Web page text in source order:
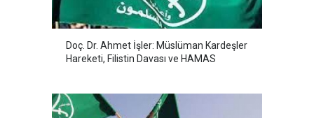
Doç. Dr. Ahmet İşler: Müslüman Kardeşler
Hareketi, Filistin Davası ve HAMAS